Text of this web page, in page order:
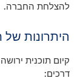
להצלחת החברה.
היתרונות של
קיום תוכנית
דרכים: